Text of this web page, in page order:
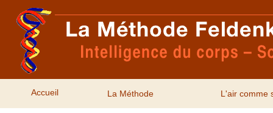
Accueil La Méthode L'air comme